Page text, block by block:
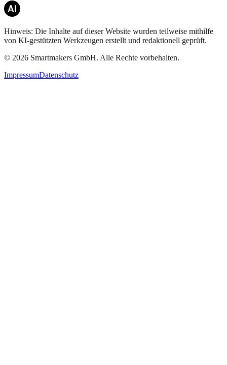
Hinweis: Die Inhalte auf dieser Website wurden teilweise mithilfe
von KI-gestützten Werkzeugen erstellt und redaktionell geprüft.
© 2026 Smartmakers GmbH. Alle Rechte vorbehalten.
ImpressumDatenschutz